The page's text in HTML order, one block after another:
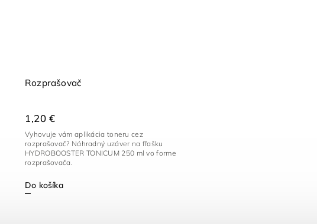
Rozprašovač
1,20 €
Do košíka
Vyhovuje vám aplikácia toneru cez
rozprašovač? Náhradný uzáver na fľašku
HYDROBOOSTER TONICUM 250 ml vo forme
rozprašovača.